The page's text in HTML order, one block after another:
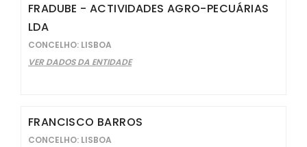
FRADUBE - ACTIVIDADES AGRO-PECUÁRIAS
LDA
CONCELHO: LISBOA
VER DADOS DA ENTIDADE
FRANCISCO BARROS
CONCELHO: LISBOA